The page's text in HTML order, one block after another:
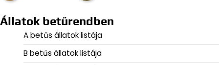
Állatok betűrendben
A betűs állatok listája
B betűs állatok listája